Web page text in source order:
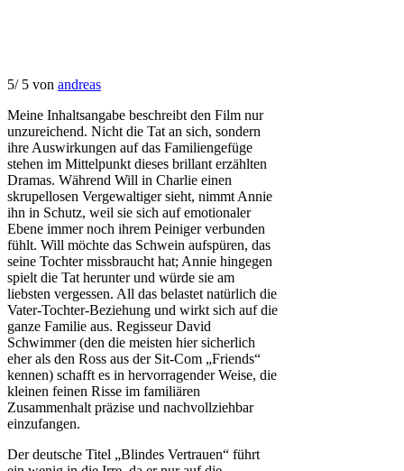
5/ 5 von andreas
Meine Inhaltsangabe beschreibt den Film nur
unzureichend. Nicht die Tat an sich, sondern
ihre Auswirkungen auf das Familiengefüge
stehen im Mittelpunkt dieses brillant erzählten
Dramas. Während Will in Charlie einen
skrupellosen Vergewaltiger sieht, nimmt Annie
ihn in Schutz, weil sie sich auf emotionaler
Ebene immer noch ihrem Peiniger verbunden
fühlt. Will möchte das Schwein aufspüren, das
seine Tochter missbraucht hat; Annie hingegen
spielt die Tat herunter und würde sie am
liebsten vergessen. All das belastet natürlich die
Vater-Tochter-Beziehung und wirkt sich auf die
ganze Familie aus. Regisseur David
Schwimmer (den die meisten hier sicherlich
eher als den Ross aus der Sit-Com „Friends“
kennen) schafft es in hervorragender Weise, die
kleinen feinen Risse im familiären
Zusammenhalt präzise und nachvollziehbar
einzufangen.
Der deutsche Titel „Blindes Vertrauen“ führt